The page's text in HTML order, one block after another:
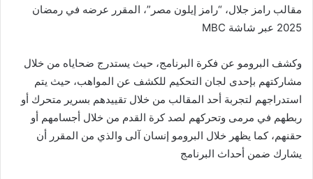
مقالب رامز جلال، “رامز إيلون مصر”، المقرر عرضه في رمضان
2025 عبر شاشة MBC
وكشف البرومو عن فكرة البرنامج، حيث يستدرج ضحاياه من خلال
مشاركتهم بإحدى لجان التحكيم للكشف عن المواهب، حيث يتم
استدراجهم لتجربة أحد المقالب من خلال تقييدهم بسرير متحرك أو
ربطهم في مرمى وتحركهم لصد كرة القدم من خلال أجسامهم أو
حقنهم، كما يظهر خلال البرومو إنسان آلى والذي من المقرر أن
يشارك ضمن أحداث البرنامج